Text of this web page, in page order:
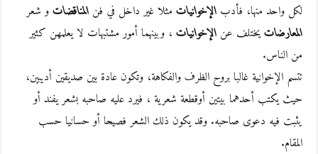
لكل واحد منها، فأدبالإخوانيات مثلا غير داخل في فنالمناقضاتو شعر
المعارضاتيختلف عنالإخوانيات ، وبينهما أمور مشتبهات لا يعلمهن كثير
من الناس.
تتسم الإخوانية غالبا بروح الظرف والفكاهة، وتكون عادة بين صديقين أديبين،
حيث يكتب أحدهما بيتين أوقطعة شعرية ، فيرد عليه صاحبه بشعر يفند أو
يثبت فيه دعوى صاحبه. وقد يكون ذلك الشعر فصيحا أو حسانيا حسب
المقام.